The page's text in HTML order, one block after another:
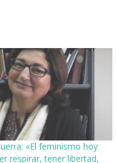
«El feminismo hoy
respirar, tener libertad,